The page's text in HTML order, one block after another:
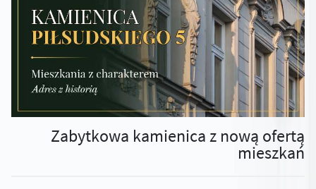
Zabytkowa kamienica z nową ofertą
mieszkań